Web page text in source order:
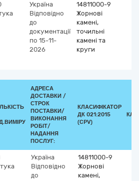
Україна
Відповідно
до
документації
по 15-11-
2026
14811000-9
Жорнові
камені,
точильні
камені та
круги
АДРЕСА
ДОСТАВКИ /
СТРОК
ПОСТАВКИ/
ВИКОНАННЯ
РОБІТ/
НАДАННЯ
ПОСЛУГ:
КЛАСИФІКАТОР
ДК 021:2015
(CPV)
Україна
Відповідно
до
14811000-9
Жорнові
камені,